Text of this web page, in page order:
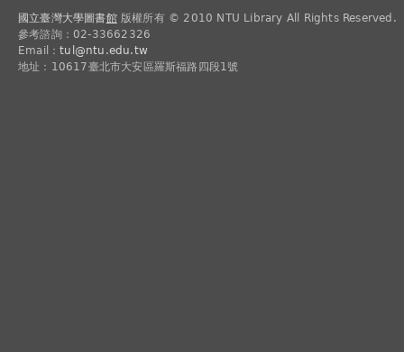
國立臺灣大學圖書館版權所有 © 2010 NTU Library All Rights Reserved.
參考諮詢：02-33662326
Email：tul@ntu.edu.tw
地址：10617臺北市大安區羅斯福路四段1號